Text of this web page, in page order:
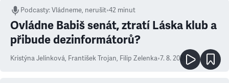
Podcasty:Vládneme, nerušit•42 minut
Ovládne Babiš senát, ztratí Láska klub a
přibude dezinformátorů?
Kristýna Jelínková, František Trojan, Filip Zelenka•7. 8. 2026